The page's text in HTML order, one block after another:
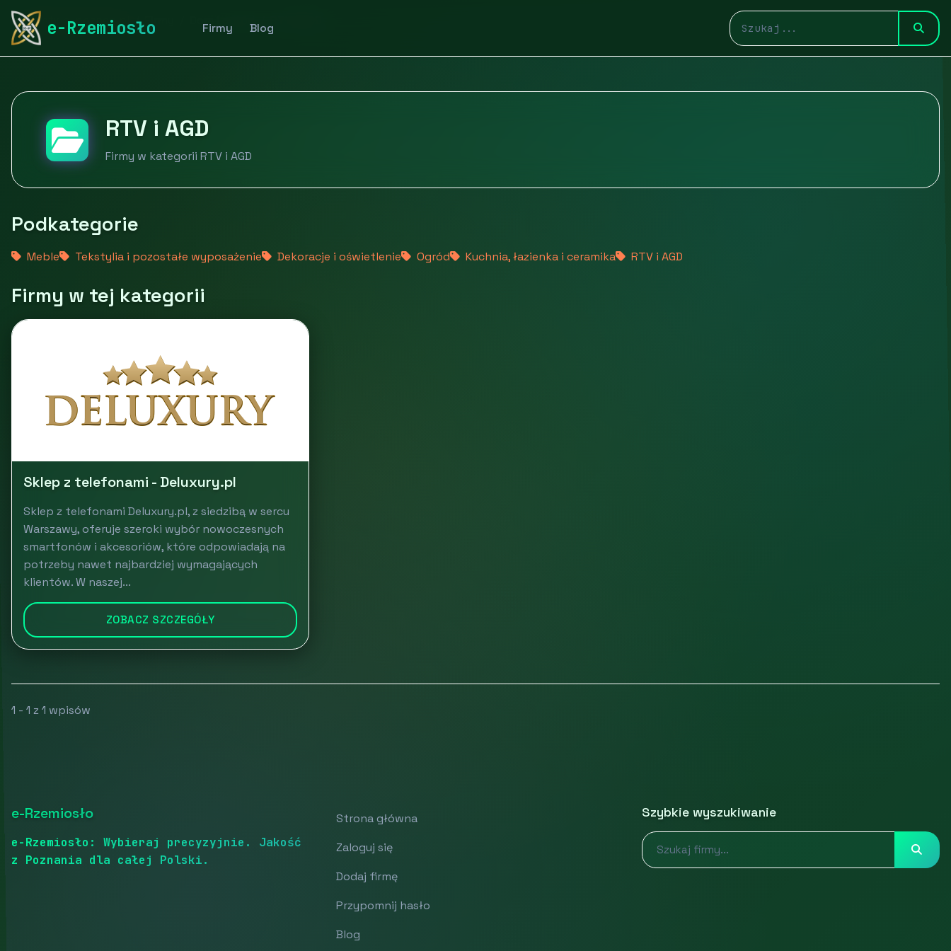
e-Rzemiosło Firmy Blog
rymarstwo-poznan.pl
RTV i AGD
Firmy w kategorii RTV i AGD
Podkategorie
Meble Tekstylia i pozostałe wyposażenie Dekoracje i oświetlenie Ogród Kuchnia, łazienka i ceramika RTV i AGD
Firmy w tej kategorii
Sklep z telefonami - Deluxury.pl
Sklep z telefonami Deluxury.pl, z siedzibą w sercu
Warszawy, oferuje szeroki wybór nowoczesnych
smartfonów i akcesoriów, które odpowiadają na
potrzeby nawet najbardziej wymagających
klientów. W naszej...
ZOBACZ SZCZEGÓŁY
1 - 1 z 1 wpisów
e-Rzemiosło
e-Rzemiosło: Wybieraj precyzyjnie. Jakość
z Poznania dla całej Polski.
Strona główna
Zaloguj się
Dodaj firmę
Przypomnij hasło
Blog
Szybkie wyszukiwanie